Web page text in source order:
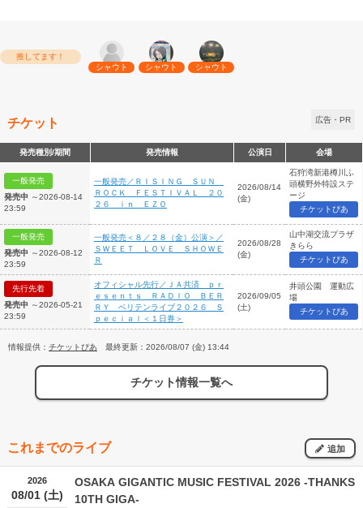
推してます！
シャウト
シャウト シャウト
チケット 広告・PR
発売種別/期間 発売情報 公演日 会場
一般発売
発売中 ～2026-08-14
23:59
一般発売／ＲＩＳＩＮＧ ＳＵＮ
ＲＯＣＫ ＦＥＳＴＩＶＡＬ ２０
２６ ｉｎ ＥＺＯ
2026/08/14
(金)
石狩湾新港樽川ふ
頭横野外特設ステ
ージ
チケットぴあ
一般発売
発売中 ～2026-08-12
23:59
一般発売＜８／２８（金）公演＞／
ＳＷＥＥＴ ＬＯＶＥ ＳＨＯＷＥ
Ｒ
2026/08/28
(金)
山中湖交流プラザ
きらら
チケットぴあ
先行先着
発売中 ～2026-05-21
23:59
オフィシャル先行／ＪＡ共済 ｐｒ
ｅｓｅｎｔｓ ＲＡＤＩＯ ＢＥＲ
ＲＹ ベリテンライブ２０２６ Ｓ
ｐｅｃｉａｌ＜１日券＞
2026/09/05
(土)
井頭公園 運動広
場
チケットぴあ
情報提供： チケットぴあ 最終更新：2026/08/07 (金) 13:44
チケット情報一覧へ
これまでのライブ 追加
2026
08/01 (土)
OSAKA GIGANTIC MUSIC FESTIVAL 2026 -THANKS
10TH GIGA-